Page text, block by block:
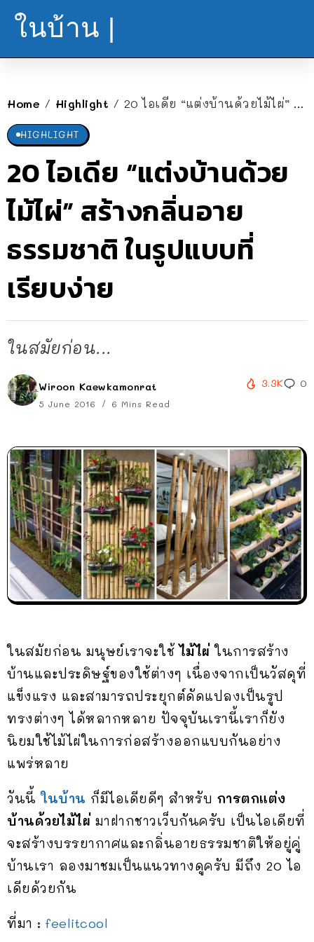
ในบ้าน |
Home / Highlight / 20 ไอเดีย “แต่งบ้านด้วยไม้ไผ่” สร้างกลิ่นอายธรรมชาติ ในรูปแบบที่เรียบง่าย
HIGHLIGHT
20 ไอเดีย “แต่งบ้านด้วย
ไม้ไผ่” สร้างกลิ่นอาย
ธรรมชาติ ในรูปแบบที่
เรียบง่าย
ในสมัยก่อน...
Wiroon Kaewkamonrat
5 June 2016 6 Mins Read
3.3K 0
ในสมัยก่อน มนุษย์เราจะใช้ไม้ไผ่ในการสร้าง
บ้านและประดิษฐ์ของใช้ต่างๆ เนื่องจากเป็นวัสดุที่
แข็งแรง และสามารถประยุกต์ดัดแปลงเป็นรูป
ทรงต่างๆ ได้หลากหลาย ปัจจุบันเรานี้เราก็ยัง
นิยมใช้ไม้ไผ่ในการก่อสร้างออกแบบกันอย่าง
แพร่หลาย
วันนี้ในบ้าน ก็มีไอเดียดีๆ สำหรับ การตกแต่ง
บ้านด้วยไม้ไผ่มาฝากชาวเว็บกันครับ เป็นไอเดียที่
จะสร้างบรรยากาศและกลิ่นอายธรรมชาติให้อยู่คู่
บ้านเรา ลองมาชมเป็นแนวทางดูครับ มีถึง 20 ไอ
เดียด้วยกัน
ที่มา : feelitcool